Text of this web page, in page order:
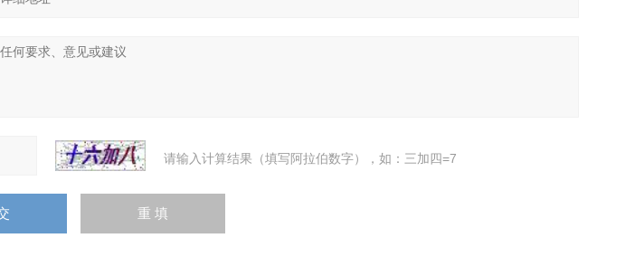
请输入计算结果（填写阿拉伯数字），如：三加四=7